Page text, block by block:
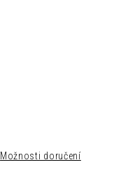
Možnosti doručení